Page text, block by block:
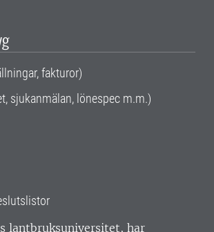
fakturor)
sjukanmälan, lönespec m.m.)
lantbruksuniversitet, har